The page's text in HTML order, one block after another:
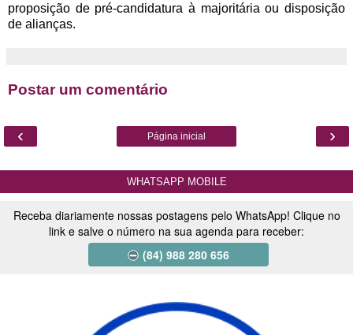
proposição de pré-candidatura à majoritária ou disposição
de alianças.
Postar um comentário
‹ ›
Página inicial
WHATSAPP MOBILE
Receba diariamente nossas postagens pelo WhatsApp! Clique no
link e salve o número na sua agenda para receber:
(84) 988 280 656